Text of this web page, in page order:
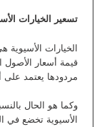
تسعير الخيارات
الخيارات
قيمة أسعار
مردودها يعتمد على
وكما هو الحال
الأسيوية تخضع في